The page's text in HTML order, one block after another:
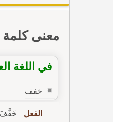
معنى
في اللغة
خفف
الفعل خَفَّفَ